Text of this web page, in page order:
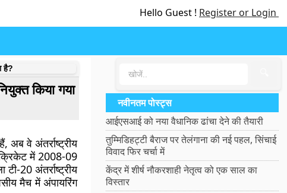
Hello Guest ! Register or Login
है?
किया गया
अब वे अंतर्राष्ट्रीय
क्रिकेट में 2008-09
20 अंतर्राष्ट्रीय
मैच में अंपायरिंग
नवीनतम पोस्ट्स
आईएसआई को नया वैधानिक ढांचा देने की तैयारी
तुम्मिडिहट्टी बैराज पर तेलंगाना की नई पहल, सिंचाई
विवाद फिर चर्चा में
केंद्र में शीर्ष नौकरशाही नेतृत्व को एक साल का
विस्तार